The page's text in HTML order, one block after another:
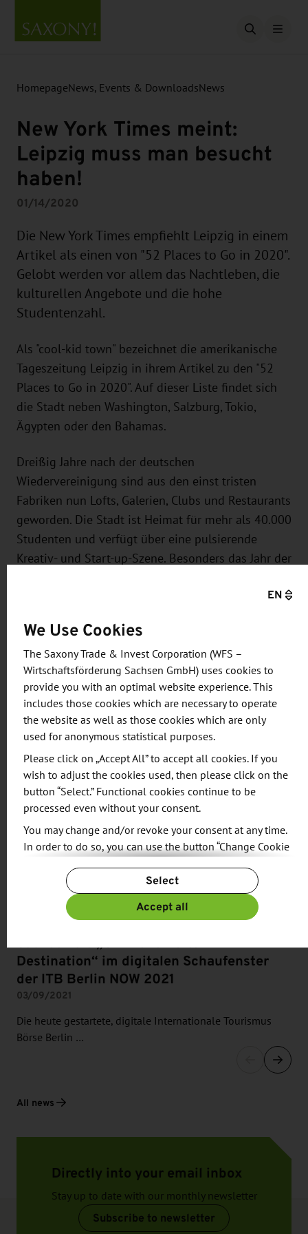
Open
HomepageNews, Events & DownloadsNews
New York Times meint:
Leipzig muss man besucht
haben!
01/14/2020
Die New York Times empfiehlt Leipzig in einem
Artikel als einen von "52 Places to Go in 2020".
Gelobt werden vor allem das Nachtleben, die
kulturellen Angebote und die hohe
Studentenzahl.
Als "cool-kid town" bezeichnet die amerikanische
Tageszeitung Leipzig in ihrem Artikel zu den "52
Places to Go in 2020". Auf dieser Liste findet sich
die Stadt neben Washington, Salzburg, Tokio,
Ägypten oder den Bahamas.
Dreißig Jahre nach der deutschen
Wiedervereinigung sind aus den einst tristen
Fabriken nun Lofts, Galerien, Clubs und Restaurants
geworden. Die Stadt ist Heimat für mehr als 40.000
Studenten und verfügt über eine pulsierende
Kreativ- und Start-up-Szene. Besonders das Jahr der
Autoren der New York Times hervor und verweisen
Führungen.
Leipzig hat sich zudem zu einem attraktiven
Wirtschaftsstandort entwickelt. Viele Global Player,
wie Amazon, Zalando, BMW und Porsche siedelten
sich aufgrund der zentralen Lage der Stadt und
RELATED NEWS
Sachsen als „Offizielle Kultur-
Destination“ im digitalen Schaufenster
der ITB Berlin NOW 2021
03/09/2021
Die heute gestartete, digitale Internationale Tourismus
Börse Berlin …
All news
Directly into your email inbox
Stay up to date with our monthly newsletter
Subscribe to newsletter
EN
We Use Cookies
The Saxony Trade & Invest Corporation (WFS –
Wirtschaftsförderung Sachsen GmbH) uses cookies to
provide you with an optimal website experience. This
includes those cookies which are necessary to operate
the website as well as those cookies which are only
used for anonymous statistical purposes.
Please click on „Accept All” to accept all cookies. If you
wish to adjust the cookies used, then please click on the
button “Select.” Functional cookies continue to be
processed even without your consent.
You may change and/or revoke your consent at any time.
In order to do so, you can use the button “Change Cookie
For more information, please see our
Privacy Policy.
Additional information can be found in our
Imprint
Select
Accept all